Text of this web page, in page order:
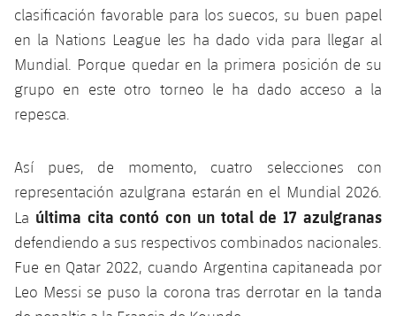
clasificación favorable para los suecos, su buen papel
en la Nations League les ha dado vida para llegar al
Mundial. Porque quedar en la primera posición de su
grupo en este otro torneo le ha dado acceso a la
repesca.
Así pues, de momento, cuatro selecciones con
representación azulgrana estarán en el Mundial 2026.
La última cita contó con un total de 17 azulgranas
defendiendo a sus respectivos combinados nacionales.
Fue en Qatar 2022, cuando Argentina capitaneada por
Leo Messi se puso la corona tras derrotar en la tanda